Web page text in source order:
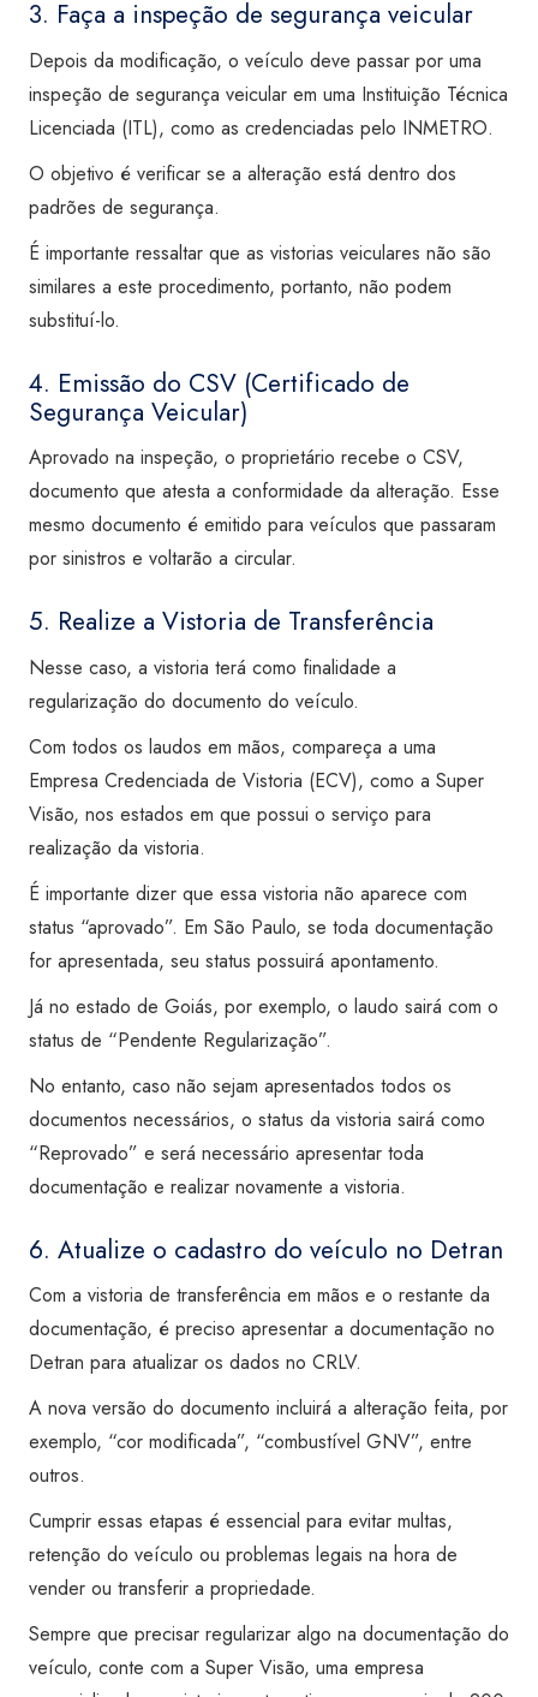
3. Faça a inspeção de segurança veicular
Depois da modificação, o veículo deve passar por uma
inspeção de segurança veicular em uma Instituição Técnica
Licenciada (ITL), como as credenciadas pelo INMETRO.
O objetivo é verificar se a alteração está dentro dos
padrões de segurança.
É importante ressaltar que as vistorias veiculares não são
similares a este procedimento, portanto, não podem
substituí-lo.
4. Emissão do CSV (Certificado de
Segurança Veicular)
Aprovado na inspeção, o proprietário recebe o CSV,
documento que atesta a conformidade da alteração. Esse
mesmo documento é emitido para veículos que passaram
por sinistros e voltarão a circular.
5. Realize a Vistoria de Transferência
Nesse caso, a vistoria terá como finalidade a
regularização do documento do veículo.
Com todos os laudos em mãos, compareça a uma
Empresa Credenciada de Vistoria (ECV), como a Super
Visão, nos estados em que possui o serviço para
realização da vistoria.
É importante dizer que essa vistoria não aparece com
status “aprovado”. Em São Paulo, se toda documentação
for apresentada, seu status possuirá apontamento.
Já no estado de Goiás, por exemplo, o laudo sairá com o
status de “Pendente Regularização”.
No entanto, caso não sejam apresentados todos os
documentos necessários, o status da vistoria sairá como
“Reprovado” e será necessário apresentar toda
documentação e realizar novamente a vistoria.
6. Atualize o cadastro do veículo no Detran
Com a vistoria de transferência em mãos e o restante da
documentação, é preciso apresentar a documentação no
Detran para atualizar os dados no CRLV.
A nova versão do documento incluirá a alteração feita, por
exemplo, “cor modificada”, “combustível GNV”, entre
outros.
Cumprir essas etapas é essencial para evitar multas,
retenção do veículo ou problemas legais na hora de
vender ou transferir a propriedade.
Sempre que precisar regularizar algo na documentação do
veículo, conte com a Super Visão, uma empresa